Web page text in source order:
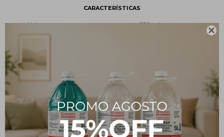

CARACTERÍSTICAS
Volumen
250 ml
Tipo
Estado
Descripción